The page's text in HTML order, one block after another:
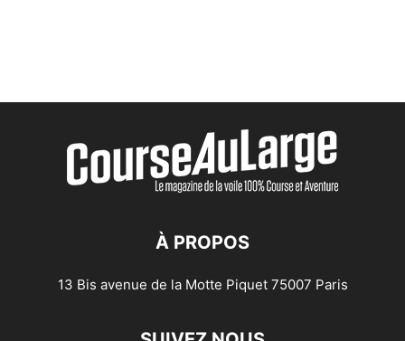
À PROPOS
13 Bis avenue de la Motte Piquet 75007 Paris